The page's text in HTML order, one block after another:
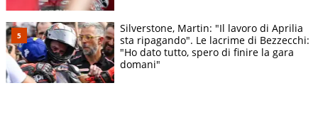
Silverstone, Martin: "Il lavoro di Aprilia
sta ripagando". Le lacrime di Bezzecchi:
"Ho dato tutto, spero di finire la gara
domani"